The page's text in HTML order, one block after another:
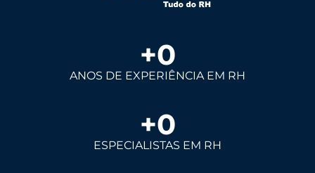
+0
ANOS DE EXPERIÊNCIA EM RH
+0
ESPECIALISTAS EM RH